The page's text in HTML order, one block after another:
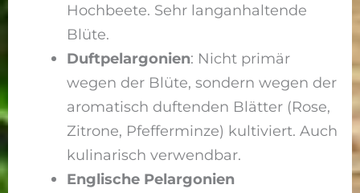
Hochbeete. Sehr langanhaltende
Blüte.
Duftpelargonien: Nicht primär
wegen der Blüte, sondern wegen der
aromatisch duftenden Blätter (Rose,
Zitrone, Pfefferminze) kultiviert. Auch
kulinarisch verwendbar.
Englische Pelargonien